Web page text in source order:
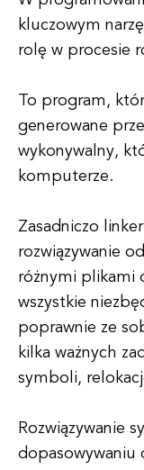
kluczowym
rolę w procesie
To program,
generowane
wykonywalny,
komputerze.
Zasadniczo
rozwiązywanie
różnymi plikami
wszystkie
poprawnie ze
kilka ważnych
symboli,
Rozwiązywanie
dopasowywaniu